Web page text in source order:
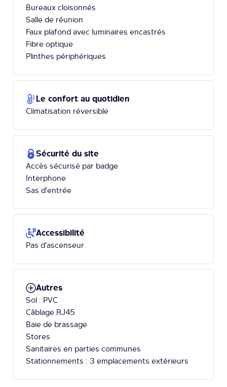
Bureaux cloisonnés
Salle de réunion
Faux plafond avec luminaires encastrés
Fibre optique
Plinthes périphériques
Le confort au quotidien
Climatisation réversible
Sécurité du site
Accès sécurisé par badge
Interphone
Sas d'entrée
Accessibilité
Pas d’ascenseur
Autres
Sol : PVC
Câblage RJ45
Baie de brassage
Stores
Sanitaires en parties communes
Stationnements : 3 emplacements extérieurs